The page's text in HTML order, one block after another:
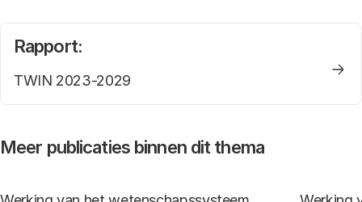
Rapport:
TWIN 2023-2029
Meer publicaties binnen dit thema